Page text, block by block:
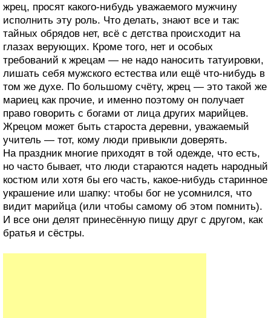
жрец, просят какого-нибудь уважаемого мужчину
исполнить эту роль. Что делать, знают все и так:
тайных обрядов нет, всё с детства происходит на
глазах верующих. Кроме того, нет и особых
требований к жрецам — не надо наносить татуировки,
лишать себя мужского естества или ещё что-нибудь в
том же духе. По большому счёту, жрец — это такой же
мариец как прочие, и именно поэтому он получает
право говорить с богами от лица других марийцев.
Жрецом может быть староста деревни, уважаемый
учитель — тот, кому люди привыкли доверять.
На праздник многие приходят в той одежде, что есть,
но часто бывает, что люди стараются надеть народный
костюм или хотя бы его часть, какое-нибудь старинное
украшение или шапку: чтобы бог не усомнился, что
видит марийца (или чтобы самому об этом помнить).
И все они делят принесённую пищу друг с другом, как
братья и сёстры.